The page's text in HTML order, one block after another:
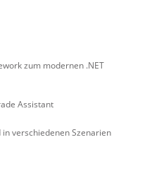
zum modernen .NET
Assistant
verschiedenen Szenarien